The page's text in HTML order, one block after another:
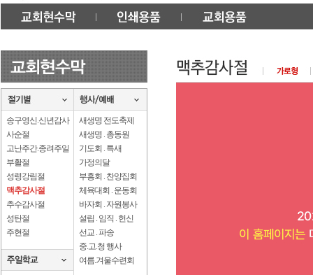
송구영신.신년감사
사순절
고난주간.종려주일
부활절
성령강림절
맥추감사절
추수감사절
성탄절
주현절
새생명 전도축제
새생명 . 총동원
기도회 . 특새
가정의달
부흥회 . 찬양집회
체육대회 . 운동회
바자회 . 자원봉사
설립 . 임직 . 헌신
선교 . 파송
중.고.청 행사
여름.겨울수련회